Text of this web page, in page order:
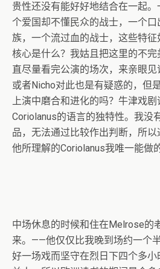
贵性还没有能好好地结合在一起
个爱国却不懂民众的战士，一个
族，一个流过血的战士，这些特
核心是什么？我姑且把这里的不
直尽量看完公演的场次，来亲眼见
或者Nicho对此也是有疑惑的，但
上演中磨合和进化的吗？牛津戏
Coriolanus的语言的独特性。我没
品，无法通过比较作出判断，所
他所理解的Coriolanus我唯一能做的
中场休息的时候和住在Melrose的
来。——他仅仅比我晚到场约一个
好一场戏而坚守在烈日下四个多